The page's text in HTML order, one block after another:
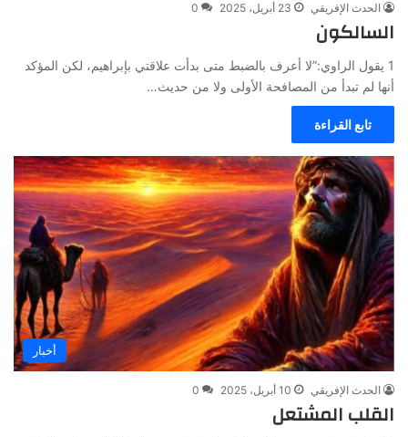
الحدث الإفريقي 23 أبريل، 2025 0
السالكون
1 يقول الراوي:”لا أعرف بالضبط متى بدأت علاقتي بإبراهيم، لكن المؤكد
أنها لم تبدأ من المصافحة الأولى ولا من حديث…
تابع القراءة
أخبار
الحدث الإفريقي 10 أبريل، 2025 0
القلب المشتعل